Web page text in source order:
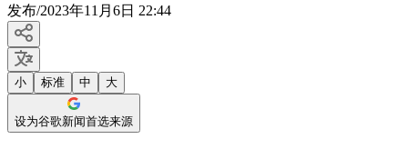
发布/2023年11月6日 22:44
小 标准 中 大
设为谷歌新闻首选来源